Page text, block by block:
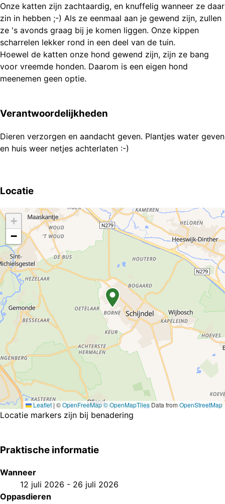
Onze katten zijn zachtaardig, en knuffelig wanneer ze daar
zin in hebben ;-) Als ze eenmaal aan je gewend zijn, zullen
ze 's avonds graag bij je komen liggen. Onze kippen
scharrelen lekker rond in een deel van de tuin.
Hoewel de katten onze hond gewend zijn, zijn ze bang
voor vreemde honden. Daarom is een eigen hond
meenemen geen optie.
Verantwoordelijkheden
Dieren verzorgen en aandacht geven. Plantjes water geven
Locatie
+
−
Leaflet | ©OpenFreeMap© OpenMapTiles Data from OpenStreetMap
Locatie markers zijn bij benadering
Praktische informatie
Wanneer
12 juli 2026 - 26 juli 2026
Oppasdieren